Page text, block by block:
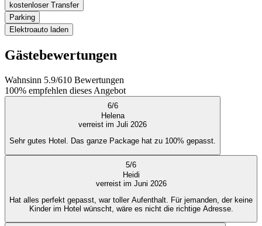
kostenloser Transfer
Parking
Elektroauto laden
Gästebewertungen
Wahnsinn 5.9/610 Bewertungen
100% empfehlen dieses Angebot
6/6
Helena
verreist im Juli 2026
Sehr gutes Hotel. Das ganze Package hat zu 100% gepasst.
5/6
Heidi
verreist im Juni 2026
Hat alles perfekt gepasst, war toller Aufenthalt. Für jemanden, der keine
Kinder im Hotel wünscht, wäre es nicht die richtige Adresse.